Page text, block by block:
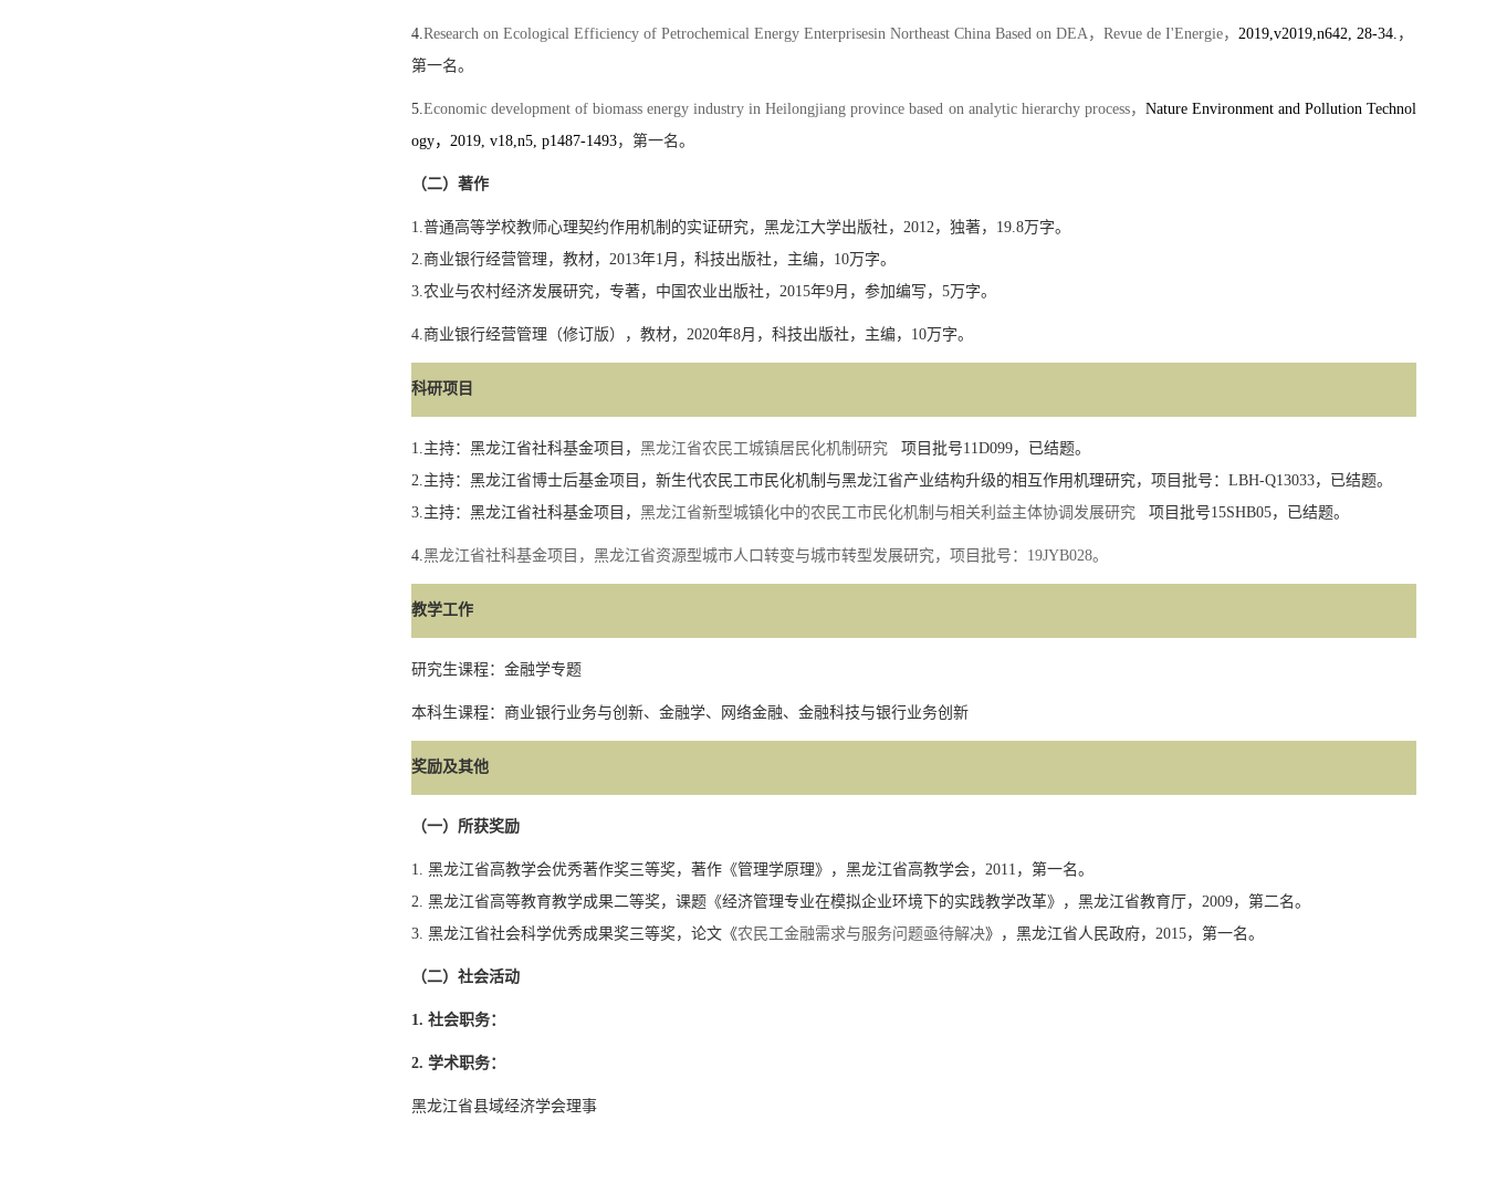
4.Research on Ecological Efficiency of Petrochemical Energy Enterprisesin Northeast China Based on DEA， Revue de I'Energie， 2019,v2019,n642, 28-34. ，
第一名。
5.Economic development of biomass energy industry in Heilongjiang province based on analytic hierarchy process， Nature Environment and Pollution Technol
ogy， 2019, v18,n5, p1487-1493， 第一名。
（二）著作
1.普通高等学校教师心理契约作用机制的实证研究，黑龙江大学出版社， 2012，独著， 19.8万字。
2.商业银行经营管理，教材， 2013年1月，科技出版社，主编， 10万字。
3.农业与农村经济发展研究，专著，中国农业出版社， 2015年9月，参加编写， 5万字。
4.商业银行经营管理 （修订版） ，教材， 2020年8月，科技出版社，主编， 10万字。
科研项目
1.主持：黑龙江省社科基金项目， 黑龙江省农民工城镇居民化机制研究 项目批号11D099， 已结题。
2.主持：黑龙江省博士后基金项目，新生代农民工市民化机制与黑龙江省产业结构升级的相互作用机理研究，项目批号： LBH-Q13033，已结题。
3.主持：黑龙江省社科基金项目， 黑龙江省新型城镇化中的农民工市民化机制与相关利益主体协调发展研究 项目批号15SHB05，已结题。
4.黑龙江省社科基金项目 ， 黑龙江省资源型城市人口转变与城市转型发展研究，项目 批号： 19JYB028。
教学工作
研究生课程： 金融学专题
本科生课程：商业银行业务与创新、金融学、 网络金融、金融科技与银行业务创新
奖励及其他
（一）所获奖励
1. 黑龙江省高教学会优秀著作奖三等奖，著作《管理学原理》，黑龙江省高教学会， 2011 ， 第一名。
2. 黑龙江省高等教育教学成果二等奖，课题《经济管理专业在模拟企业环境下的实践教学改革》，黑龙江省教育厅， 2009， 第二名。
3. 黑龙江省社会科学优秀成果奖三等奖，论文《农民工金融需求与服务问题亟待解决》，黑龙江省人民政府， 2015， 第一名。
（二）社会活动
1. 社会职务：
2. 学术职务：
黑龙江省县域经济学会理事